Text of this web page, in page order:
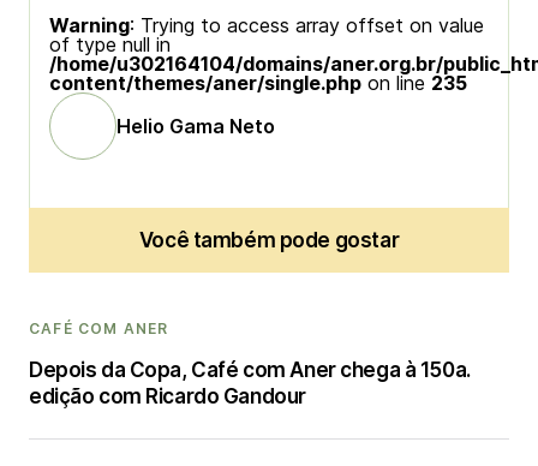
Warning: Trying to access array offset on value
of type null in
/home/u302164104/domains/aner.org.br/
content/themes/aner/single.php on line 235
Helio Gama Neto
Você também pode gostar
CAFÉ COM ANER
Depois da Copa, Café com Aner chega à 150a.
edição com Ricardo Gandour